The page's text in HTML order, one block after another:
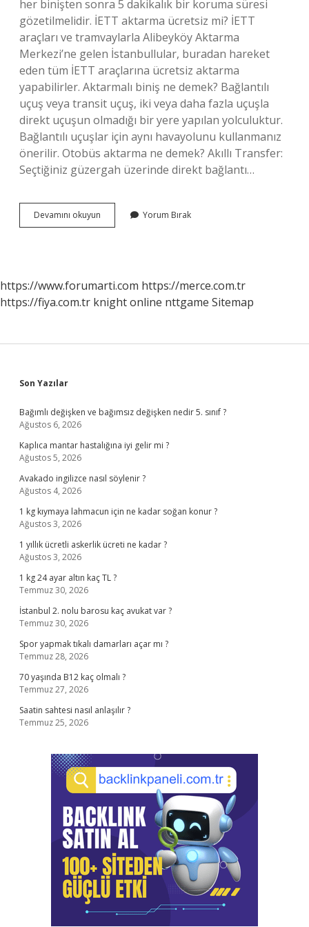
her binişten sonra 5 dakikalık bir koruma süresi
gözetilmelidir. İETT aktarma ücretsiz mi? İETT
araçları ve tramvaylarla Alibeyköy Aktarma
Merkezi’ne gelen İstanbullular, buradan hareket
eden tüm İETT araçlarına ücretsiz aktarma
yapabilirler. Aktarmalı biniş ne demek? Bağlantılı
uçuş veya transit uçuş, iki veya daha fazla uçuşla
direkt uçuşun olmadığı bir yere yapılan yolculuktur.
Bağlantılı uçuşlar için aynı havayolunu kullanmanız
önerilir. Otobüs aktarma ne demek? Akıllı Transfer:
Seçtiğiniz güzergah üzerinde direkt bağlantı…
Devamını okuyun Ücretsiz
Aktarma
Yorum Bırak
https://www.forumarti.com https://merce.com.tr
https://fiya.com.tr knight online nttgame Sitemap
Sidebar
Son Yazılar
Bağımlı değişken ve bağımsız değişken nedir 5. sınıf ?
Ağustos 6, 2026
Kaplıca mantar hastalığına iyi gelir mi ?
Ağustos 5, 2026
Avakado ingilizce nasıl söylenir ?
Ağustos 4, 2026
1 kg kıymaya lahmacun için ne kadar soğan konur ?
Ağustos 3, 2026
1 yıllık ücretli askerlik ücreti ne kadar ?
Ağustos 3, 2026
1 kg 24 ayar altın kaç TL ?
Temmuz 30, 2026
İstanbul 2. nolu barosu kaç avukat var ?
Temmuz 30, 2026
Spor yapmak tıkalı damarları açar mı ?
Temmuz 28, 2026
70 yaşında B12 kaç olmalı ?
Temmuz 27, 2026
Saatin sahtesi nasıl anlaşılır ?
Temmuz 25, 2026